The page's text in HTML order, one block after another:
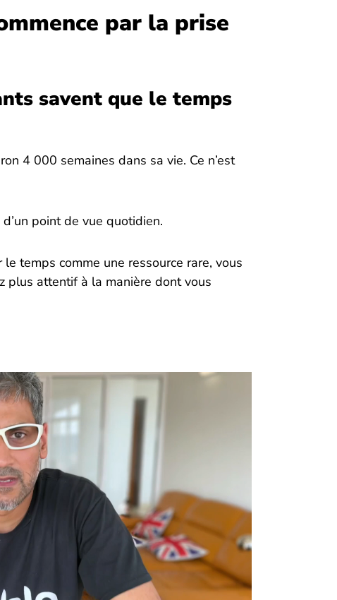
par la prise
savent que le temps
4 000 semaines dans sa vie. Ce n’est
point de vue quotidien.
temps comme une ressource rare, vous
plus attentif à la manière dont vous